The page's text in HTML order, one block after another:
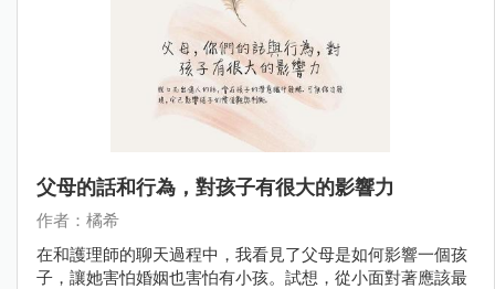
父母的話和行為，對孩子有很大的影響力
作者：橘希
在和護理師的聊天過程中，我看見了父母是如何影響一個孩
子，讓她害怕婚姻也害怕有小孩。試想，從小面對著應該最